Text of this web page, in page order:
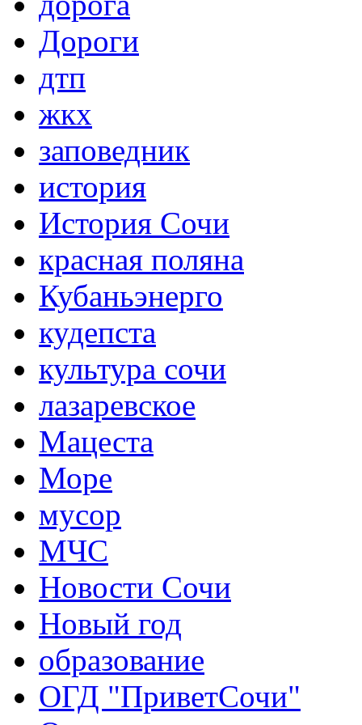
Дороги
дтп
жкх
заповедник
история
История Сочи
красная поляна
Кубаньэнерго
кудепста
культура сочи
лазаревское
Мацеста
Море
мусор
МЧС
Новости Сочи
Новый год
образование
ОГД "ПриветСочи"